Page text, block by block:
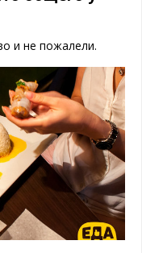
и не пожалели.